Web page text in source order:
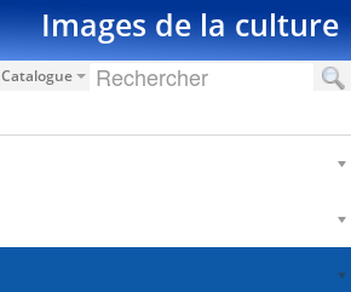
Images de la culture
Catalogue